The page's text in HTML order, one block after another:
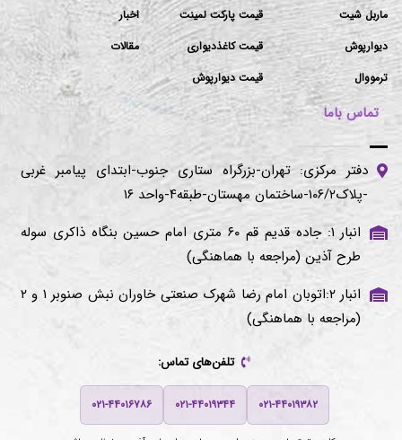
ماربل شیت
دیوارپوش
ترمووال
قیمت پارکت لمینت
قیمت کاغذدیواری
قیمت دیوارپوش
اخبار
مقالات
تماس باما
دفتر مرکزی: تهران-بزرگراه ستاری جنوب-ابتدای پیامبر غربی
-پلاک۱۰۶/۲-ساختمان مهستان-طبقه۴-واحد ۱۶
انبار ۱: جاده قدیم قم ۶۰ متری امام حسین بنگاه ذاکری سوله
طرح آذین (مراجعه با هماهنگی)
انبار ۲:اتوبان امام رضا شهرک صنعتی خاوران نبش صنوبر ۱ و ۲
(مراجعه با هماهنگی)
تلفن‌های تماس:
۰۲۱-۴۴۰۱۹۳۸۲ ۰۲۱-۴۴۰۱۹۳۴۴ ۰۲۱-۴۴۰۱۶۷۸۶